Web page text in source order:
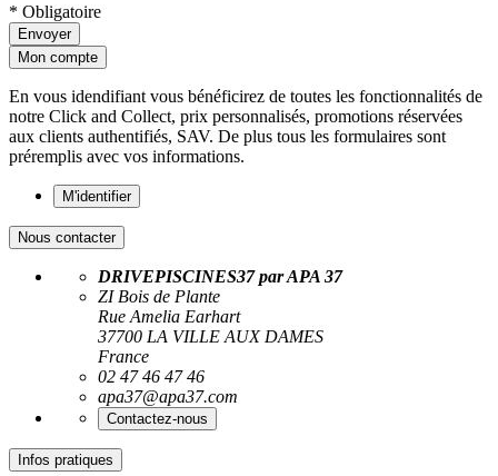
* Obligatoire
Envoyer
Mon compte
En vous idendifiant vous bénéficirez de toutes les fonctionnalités de
notre Click and Collect, prix personnalisés, promotions réservées
aux clients authentifiés, SAV. De plus tous les formulaires sont
préremplis avec vos informations.
M'identifier
Nous contacter
DRIVEPISCINES37 par APA 37
ZI Bois de Plante
Rue Amelia Earhart
37700 LA VILLE AUX DAMES
France
02 47 46 47 46
apa37@apa37.com
Contactez-nous
Infos pratiques